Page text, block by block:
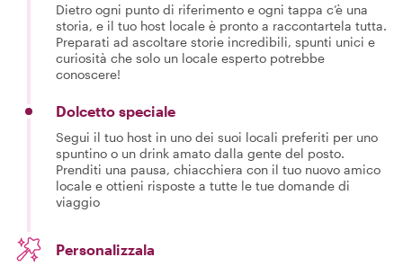
Dietro ogni punto di riferimento e ogni tappa c’è una
storia, e il tuo host locale è pronto a raccontartela tutta.
Preparati ad ascoltare storie incredibili, spunti unici e
curiosità che solo un locale esperto potrebbe
conoscere!
Dolcetto speciale
Segui il tuo host in uno dei suoi locali preferiti per uno
spuntino o un drink amato dalla gente del posto.
Prenditi una pausa, chiacchiera con il tuo nuovo amico
locale e ottieni risposte a tutte le tue domande di
viaggio
Personalizzala